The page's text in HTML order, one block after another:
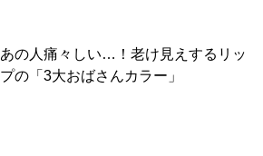
あの人痛々しい…！老け見えするリッ
プの「3大おばさんカラー」